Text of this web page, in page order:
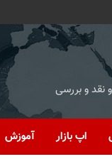
نقد و بررسی
اپ بازار آموزش